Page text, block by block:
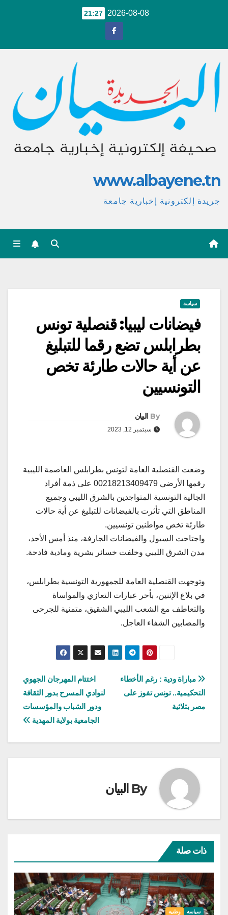
2026-08-08
21:27
www.albayene.tn
جريدة إلكترونية إخبارية جامعة
سياسة
فيضانات ليبيا: قنصلية تونس
بطرابلس تضع رقما للتبليغ
عن أية حالات طارئة تخص
التونسيين
By البيان
سبتمبر 12, 2023
وضعت القنصلية العامة لتونس بطرابلس العاصمة الليبية
رقمها الأرضي 00218213409479 على ذمة أفراد
الجالية التونسية المتواجدين بالشرق الليبي وجميع
المناطق التي تأثرت بالفيضانات للتبليغ عن أية حالات
طارئة تخص مواطنين تونسيين.
واجتاحت السيول والفيضانات الجارفة، منذ أمس الأحد،
مدن الشرق الليبي وخلفت خسائر بشرية ومادية فادحة.
وتوجهت القنصلية العامة للجمهورية التونسية بطرابلس،
في بلاغ الإثنين، بأحر عبارات التعازي والمواساة
والتعاطف مع الشعب الليبي الشقيق، متمنية للجرحى
والمصابين الشفاء العاجل.
تصفّح
المقالات
اختتام المهرجان الجهوي
لنوادي المسرح بدور الثقافة
ودور الشباب والمؤسسات
الجامعية بولاية المهدية
مباراة ودية : رغم الأخطاء
التحكيمية.. تونس تفوز على
مصر بثلاثية
By البيان
ذات صلة
سياسة وطنية